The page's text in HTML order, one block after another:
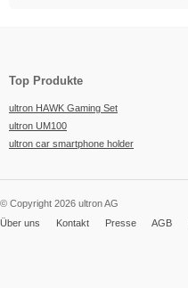
Top Produkte
ultron HAWK Gaming Set
ultron UM100
ultron car smartphone holder
© Copyright 2026 ultron AG
Über uns
Kontakt Presse AGB